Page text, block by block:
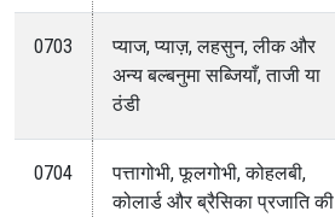
0703
प्याज, प्याज़, लहसुन, लीक और
अन्य बल्बनुमा सब्जियाँ, ताजी या
ठंडी
0704
पत्तागोभी, फूलगोभी, कोहलबी,
कोलार्ड और ब्रैसिका प्रजाति की